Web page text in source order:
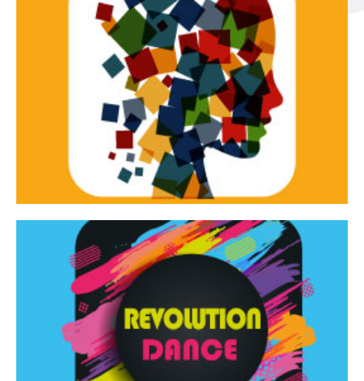
Tracce dinamiche
Tracce Dinamiche è una rassegna di teatro
d’innovazione e sperimentale.
Continua
Revolution Dance
Rassegna di danza contemporanea – I Edizione